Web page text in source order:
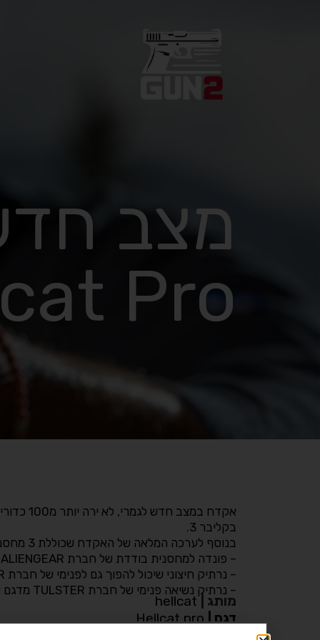
Pro
אקדח
בקליבר 3.
בנוסף לערכה המלאה של האקדח שכוללת 3 מחסניות ו50 כדורים, הקונה יקבל:
– פונדה למחסנית בודדת של חברת ALIENGEAR
– נרתיק חיצוני שיכול להפוך גם לפנימי של חברת ALIENGEAR דגם PHOTON.
– נרתיק נשיאה פנימי של חברת TULSTER מדגם OATH.
מותג
hellcat
דגם |